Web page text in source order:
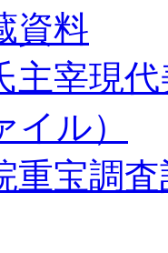
資料
主宰現
イル）
重宝調